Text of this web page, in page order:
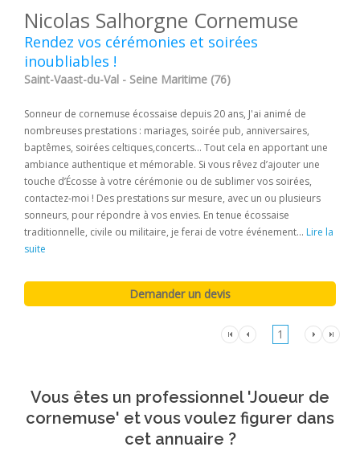
Nicolas Salhorgne Cornemuse
Rendez vos cérémonies et soirées
inoubliables !
Saint-Vaast-du-Val - Seine Maritime (76)
Sonneur de cornemuse écossaise depuis 20 ans, J'ai animé de
nombreuses prestations : mariages, soirée pub, anniversaires,
baptêmes, soirées celtiques,concerts... Tout cela en apportant une
ambiance authentique et mémorable. Si vous rêvez d’ajouter une
touche d’Écosse à votre cérémonie ou de sublimer vos soirées,
contactez-moi ! Des prestations sur mesure, avec un ou plusieurs
sonneurs, pour répondre à vos envies. En tenue écossaise
traditionnelle, civile ou militaire, je ferai de votre événement... Lire la
suite
1
Vous êtes un professionnel 'Joueur de
cornemuse' et vous voulez figurer dans
cet annuaire ?